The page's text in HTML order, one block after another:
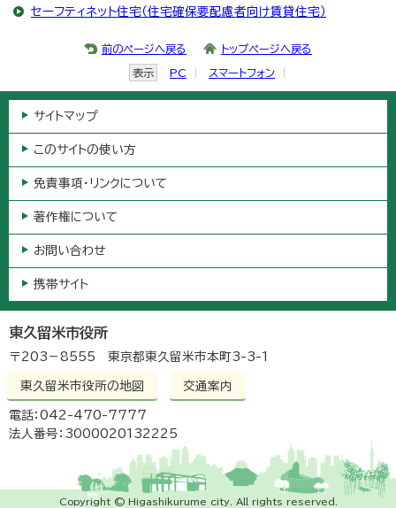
セーフティネット住宅（住宅確保要配慮者向け賃貸住宅）
前のページへ戻る トップページへ戻る
表示 PC スマートフォン
サイトマップ
このサイトの使い方
免責事項・リンクについて
著作権について
お問い合わせ
携帯サイト
東久留米市役所
〒203－8555 東京都東久留米市本町3-3-1
東久留米市役所の地図 交通案内
電話：042-470-7777
法人番号：3000020132225
Copyright © Higashikurume city. All rights reserved.